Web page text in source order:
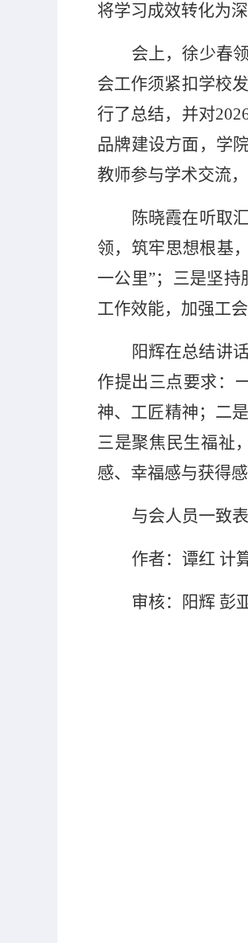
将学习成效转化为
会上，徐少春
会工作须紧扣学校
行了总结，并对
品牌建设方面，学
教师参与学术交流
陈晓霞在听取
领，筑牢思想根基
一公里”；三是坚
工作效能，加强工
阳辉在总结讲
作提出三点要求：
神、工匠精神；二
三是聚焦民生福祉
感、幸福感与获得感
与会人员一致
作者：谭红 计
审核：阳辉 彭